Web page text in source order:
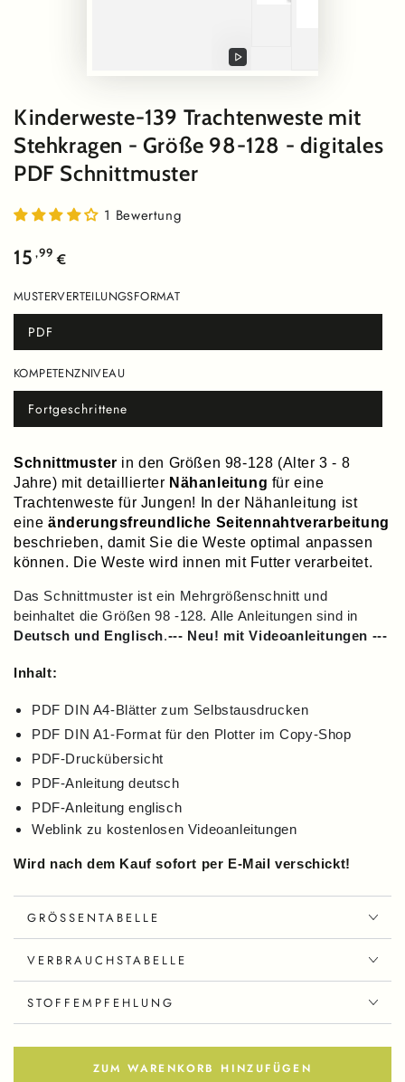
Video
Kinderweste-139 Trachtenweste mit
Stehkragen - Größe 98-128 - digitales
PDF Schnittmuster
1 Bewertung
Regulärer
15 ,99 €
MUSTERVERTEILUNGSFORMAT
PDF
Variante
ausverkauft
nicht
verfügbar
KOMPETENZNIVEAU
Fortgeschrittene
Variante
ausverkauft
verfügbar
Schnittmuster in den Größen 98-128 (Alter 3 - 8
Jahre) mit detaillierter Nähanleitung für eine
Trachtenweste für Jungen!
In der Nähanleitung ist
eine änderungsfreundliche Seitennahtverarbeitung
beschrieben, damit Sie die Weste optimal anpassen
können. Die Weste wird innen mit Futter verarbeitet.
Das Schnittmuster ist ein Mehrgrößenschnitt und
beinhaltet die Größen 98 -128. Alle Anleitungen sind in
Deutsch und Englisch.--- Neu! mit Videoanleitungen ---
Inhalt:
PDF DIN A4-Blätter zum Selbstausdrucken
PDF DIN A1-Format für den Plotter imCopy-Shop
PDF-Druckübersicht
PDF-Anleitung deutsch
PDF-Anleitung englisch
Weblink zu kostenlosen Videoanleitungen
Wird nach dem Kauf sofort per E-Mail verschickt!
GRÖSSENTABELLE
VERBRAUCHSTABELLE
STOFFEMPFEHLUNG
ZUM WARENKORB HINZUFÜGEN